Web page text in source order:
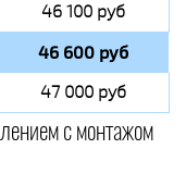
46 100 руб
46 600 руб
47 000 руб
с монтажом